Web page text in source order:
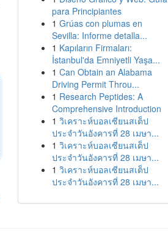
para Principiantes
1 Grúas con plumas en
Sevilla: Informe detalla...
1 Kapıların Firmaları:
İstanbul'da Emniyetli Yaşa...
1 Can Obtain an Alabama
Driving Permit Throu...
1 Research Peptides: A
Comprehensive Introduction
1 วิเคราะห์บอลเซียนสเต็ป
ประจำวันอังคารที่ 28 เมษา...
1 วิเคราะห์บอลเซียนสเต็ป
ประจำวันอังคารที่ 28 เมษา...
1 วิเคราะห์บอลเซียนสเต็ป
ประจำวันอังคารที่ 28 เมษา...